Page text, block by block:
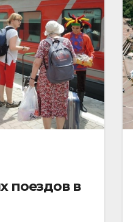
поездов в